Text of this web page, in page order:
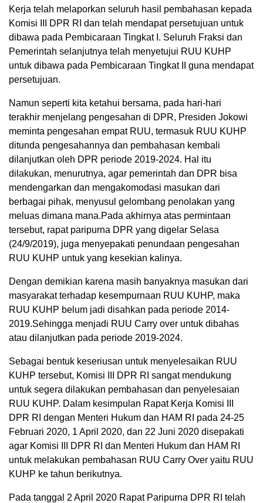
Kerja telah melaporkan seluruh hasil pembahasan kepada
Komisi III DPR RI dan telah mendapat persetujuan untuk
dibawa pada Pembicaraan Tingkat I. Seluruh Fraksi dan
Pemerintah selanjutnya telah menyetujui RUU KUHP
untuk dibawa pada Pembicaraan Tingkat II guna mendapat
persetujuan.
Namun seperti kita ketahui bersama, pada hari-hari
terakhir menjelang pengesahan di DPR, Presiden Jokowi
meminta pengesahan empat RUU, termasuk RUU KUHP
ditunda pengesahannya dan pembahasan kembali
dilanjutkan oleh DPR periode 2019-2024. Hal itu
dilakukan, menurutnya, agar pemerintah dan DPR bisa
mendengarkan dan mengakomodasi masukan dari
berbagai pihak, menyusul gelombang penolakan yang
meluas dimana mana.Pada akhirnya atas permintaan
tersebut, rapat paripurna DPR yang digelar Selasa
(24/9/2019), juga menyepakati penundaan pengesahan
RUU KUHP untuk yang kesekian kalinya.
Dengan demikian karena masih banyaknya masukan dari
masyarakat terhadap kesempurnaan RUU KUHP, maka
RUU KUHP belum jadi disahkan pada periode 2014-
2019.Sehingga menjadi RUU Carry over untuk dibahas
atau dilanjutkan pada periode 2019-2024.
Sebagai bentuk keseriusan untuk menyelesaikan RUU
KUHP tersebut, Komisi III DPR RI sangat mendukung
untuk segera dilakukan pembahasan dan penyelesaian
RUU KUHP. Dalam kesimpulan Rapat Kerja Komisi III
DPR RI dengan Menteri Hukum dan HAM RI pada 24-25
Februari 2020, 1 April 2020, dan 22 Juni 2020 disepakati
agar Komisi III DPR RI dan Menteri Hukum dan HAM RI
untuk melakukan pembahasan RUU Carry Over yaitu RUU
KUHP ke tahun berikutnya.
Pada tanggal 2 April 2020 Rapat Paripurna DPR RI telah